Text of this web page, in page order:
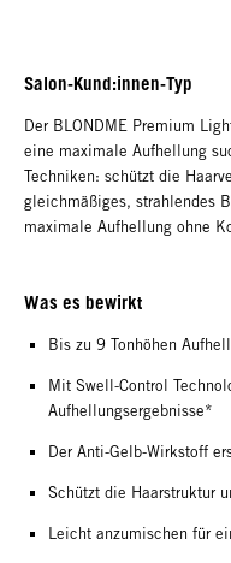
Salon-Kund:innen-Typ
Der BLONDME Premium
eine maximale Aufhellung
Techniken: schützt die
gleichmäßiges, strahlendes
maximale Aufhellung ohne
Was es bewirkt
Bis zu 9 Tonhöhen
Mit Swell-Control
Aufhellungsergebnisse*
Der Anti-Gelb-Wirkstoff
Schützt die Haarstruktur
Leicht anzumischen für